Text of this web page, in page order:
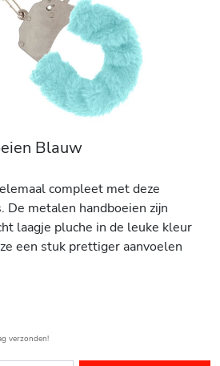
Blauw
compleet met deze
De metalen handboeien zijn
laagje pluche in de leuke kleur
een stuk prettiger aanvoelen
verzonden!